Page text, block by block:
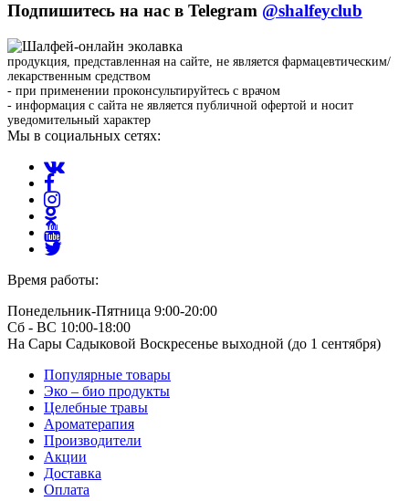
Подпишитесь на нас в Telegram @shalfeyclub
продукция, представленная на сайте, не является фармацевтическим/
лекарственным средством
- при применении проконсультируйтесь с врачом
- информация с сайта не является публичной офертой и носит
уведомительный характер
Мы в социальных сетях:
Время работы:
Понедельник-Пятница 9:00-20:00
Сб - ВС 10:00-18:00
На Сары Садыковой Воскресенье выходной (до 1 сентября)
Популярные товары
Эко – био продукты
Целебные травы
Ароматерапия
Производители
Акции
Доставка
Оплата